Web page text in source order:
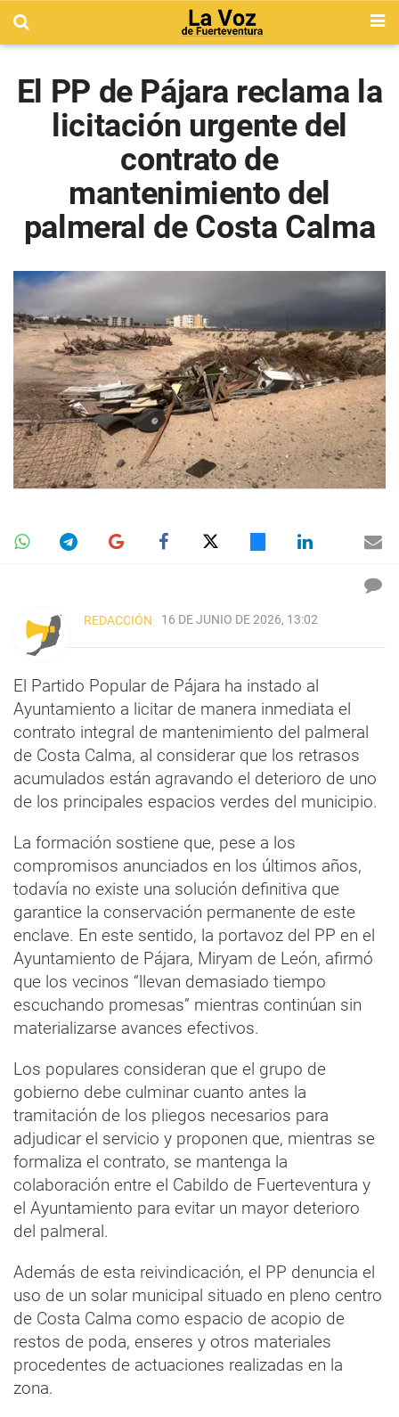
El PP de Pájara reclama la
licitación urgente del
contrato de
mantenimiento del
palmeral de Costa Calma
REDACCIÓN 16 DE JUNIO DE 2026, 13:02
El Partido Popular de Pájara ha instado al
Ayuntamiento a licitar de manera inmediata el
contrato integral de mantenimiento del palmeral
de Costa Calma, al considerar que los retrasos
acumulados están agravando el deterioro de uno
de los principales espacios verdes del municipio.
La formación sostiene que, pese a los
compromisos anunciados en los últimos años,
todavía no existe una solución definitiva que
garantice la conservación permanente de este
enclave. En este sentido, la portavoz del PP en el
Ayuntamiento de Pájara, Miryam de León, afirmó
que los vecinos “llevan demasiado tiempo
escuchando promesas” mientras continúan sin
materializarse avances efectivos.
Los populares consideran que el grupo de
gobierno debe culminar cuanto antes la
tramitación de los pliegos necesarios para
adjudicar el servicio y proponen que, mientras se
formaliza el contrato, se mantenga la
colaboración entre el Cabildo de Fuerteventura y
el Ayuntamiento para evitar un mayor deterioro
del palmeral.
Además de esta reivindicación, el PP denuncia el
uso de un solar municipal situado en pleno centro
de Costa Calma como espacio de acopio de
restos de poda, enseres y otros materiales
procedentes de actuaciones realizadas en la
zona.